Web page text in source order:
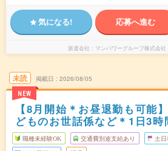
気になる! 応募へ進む
派遣会社 マンパワーグループ株式会
未読
NEW
掲載日 2026/08/05
【8月開始＊お昼退勤も可能
どものお世話係など＊1日3時
職種未経験OK 交通費別途支給あり 土